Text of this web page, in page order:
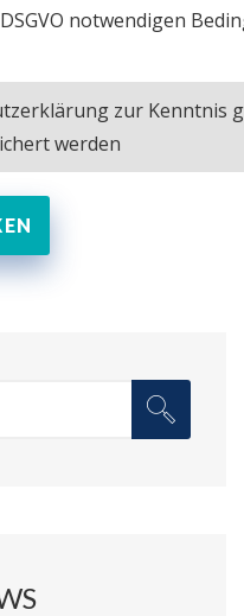
notwendigen
zur Kenntnis
werden